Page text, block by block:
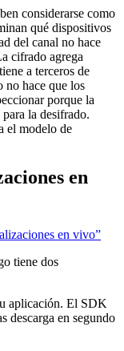
considerarse como
qué dispositivos
del canal no hace
cifrado agrega
a terceros de
no hace que los
porque la
la desifrado.
el modelo de
en
en vivo”
tiene dos
aplicación. El SDK
descarga en segundo